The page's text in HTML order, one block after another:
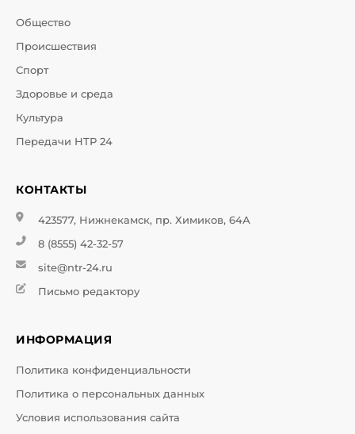
Общество
Происшествия
Спорт
Здоровье и среда
Культура
Передачи НТР 24
КОНТАКТЫ
423577, Нижнекамск, пр. Химиков, 64А
8 (8555) 42-32-57
site@ntr-24.ru
Письмо редактору
ИНФОРМАЦИЯ
Политика конфиденциальности
Политика о персональных данных
Условия использования сайта